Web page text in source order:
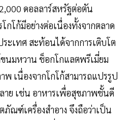
ดอลลาร์สหรัฐต่อตัน
กโก้มีอย่างต่อเนื่องทั้งจากตลาด
ะเทศ สะท้อนได้จากการเติบโต
นมหวาน ช็อกโกแลตพรีเมี่ยม
พ เนื่องจากโกโก้สามารถแปรรูป
ย เช่น อาหารเพื่อสุขภาพชั้นดี
ภัณฑ์เครื่องสำอาง จึงถือว่าเป็น